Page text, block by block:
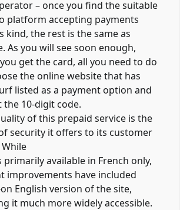
– once you find the suitable
platform accepting payments
kind, the rest is the same as
As you will see soon enough,
get the card, all you need to do
the online website that has
listed as a payment option and
the 10-digit code.
of this prepaid service is the
security it offers to its customer
primarily available in French only,
improvements have included
English version of the site,
it much more widely accessible.